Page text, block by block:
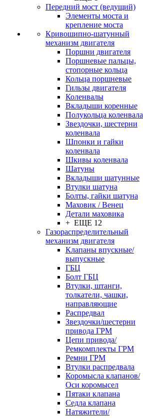
Передний мост (ведущий)
Элементы моста и
крепление моста
Кривошипно-шатунный
механизм двигателя
Поршни двигателя
Поршневые пальцы,
стопорные кольца
Кольца поршневые
Гильзы двигателя
Коленвалы
Вкладыши коренные
Полукольца коленвала
Звездочки, шестерни
коленвала
Шпонки и гайки
коленвала
Шкивы коленвала
Шатуны
Вкладыши шатунные
Втулки шатуна
Болты, гайки шатуна
Маховик / Венец
Детали маховика
+ ЕЩЕ 12
Газораспределительный
механизм двигателя
Клапаны впускные/
выпускные
ГБЦ
Болт ГБЦ
Втулки, штанги,
толкатели, чашки,
направляющие
Распредвал
Звездочки/шестерни
привода ГРМ
Цепи привода/
Ремкомплекты ГРМ
Ремни ГРМ
Втулки распредвала
Коромысла клапанов/
Оси коромысел
Пятаки клапана
Седла клапана
Натяжители/